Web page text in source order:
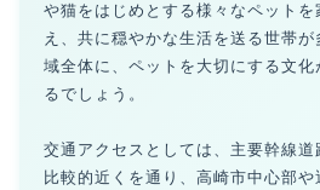
や猫をはじめとする様々なペットを
え、共に穏やかな生活を送る世帯
域全体に、ペットを大切にする文化
るでしょう。
交通アクセスとしては、主要幹線
比較的近くを通り、高崎市中心部